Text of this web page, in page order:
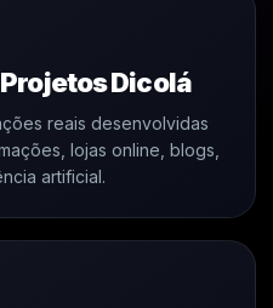
Dicolá
reais desenvolvidas
lojas online, blogs,
artificial.